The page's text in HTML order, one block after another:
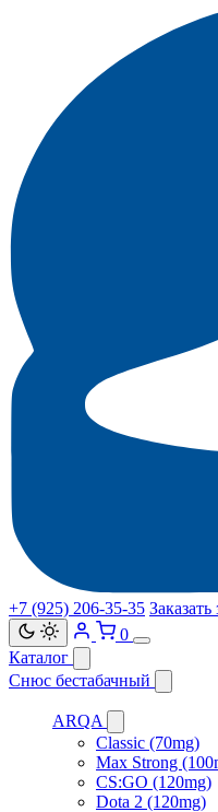
+7 (925) 206‑35‑35
0
Каталог
Снюс бестабачный
ARQA
Classic (70mg)
Max Strong
CS:GO (120mg)
Dota 2 (120mg)